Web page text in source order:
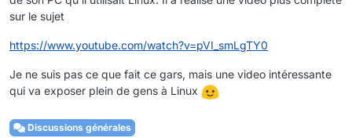
sur le sujet
https://www.youtube.com/watch?v=pVI_smLgTY0
Je ne suis pas ce que fait ce gars, mais une video intéressante
qui va exposer plein de gens à Linux
Discussions générales